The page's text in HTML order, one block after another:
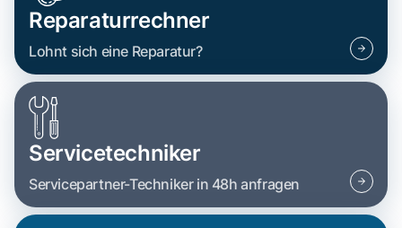
Reparaturrechner
Lohnt sich eine Reparatur?
Servicetechniker
Servicepartner-Techniker in 48h anfragen